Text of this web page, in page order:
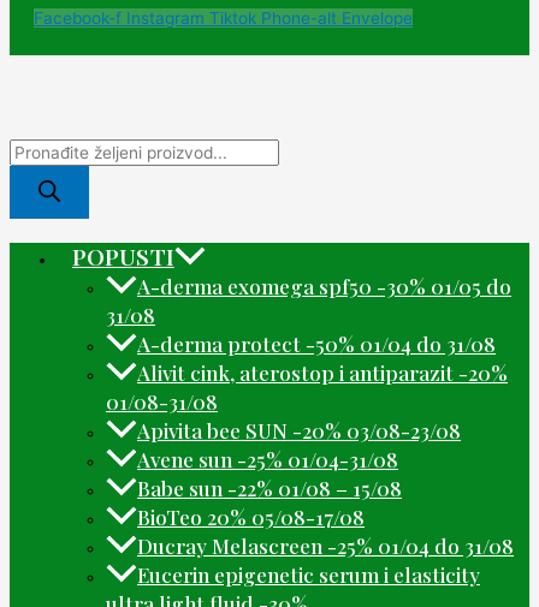
Facebook-f Instagram Tiktok Phone-alt Envelope
POPUSTI
A-derma exomega spf50 -30% 01/05 do
31/08
A-derma protect -50% 01/04 do 31/08
Alivit cink, aterostop i antiparazit -20%
01/08-31/08
Apivita bee SUN -20% 03/08-23/08
Avene sun -25% 01/04-31/08
Babe sun -22% 01/08 – 15/08
BioTeo 20% 05/08-17/08
Ducray Melascreen -25% 01/04 do 31/08
Eucerin epigenetic serum i elasticity